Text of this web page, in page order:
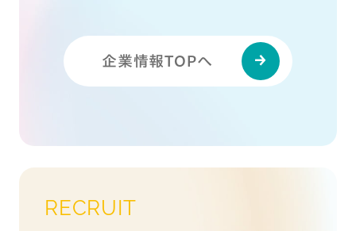
企業情報TOPへ
RECRUIT